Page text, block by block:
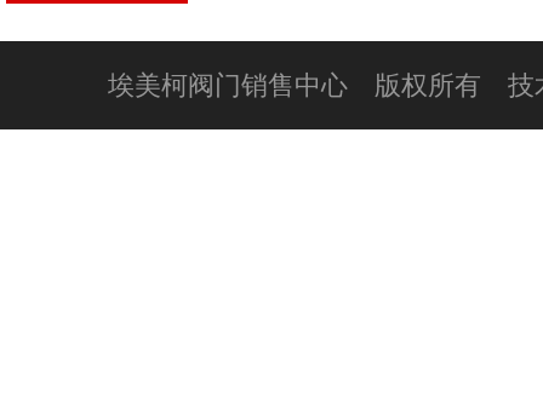
埃美柯阀门销售中心 版权所有 技